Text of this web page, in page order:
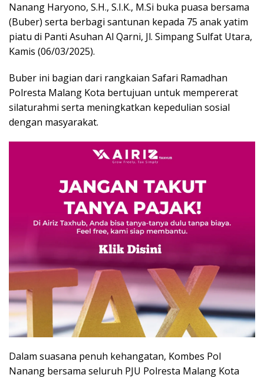
Nanang Haryono, S.H., S.I.K., M.Si buka puasa bersama
(Buber) serta berbagi santunan kepada 75 anak yatim
piatu di Panti Asuhan Al Qarni, Jl. Simpang Sulfat Utara,
Kamis (06/03/2025).
Buber ini bagian dari rangkaian Safari Ramadhan
Polresta Malang Kota bertujuan untuk mempererat
silaturahmi serta meningkatkan kepedulian sosial
dengan masyarakat.
Dalam suasana penuh kehangatan, Kombes Pol
Nanang bersama seluruh PJU Polresta Malang Kota